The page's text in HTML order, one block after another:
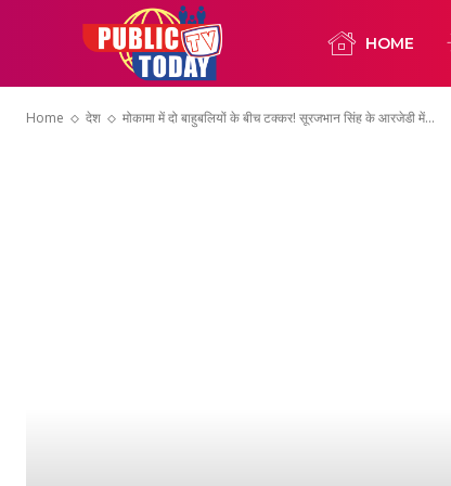
HOME
Home देश मोकामा में दो बाहुबलियों के बीच टक्कर! सूरजभान सिंह के आरजेडी में...